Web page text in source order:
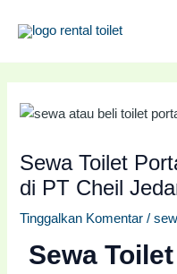
Sewa Toilet
di PT Cheil
Tinggalkan Komentar /
Sewa
navigation